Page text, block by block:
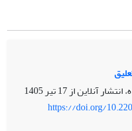
انتشار آنلاین از17 تیر 1405
https://doi.org/